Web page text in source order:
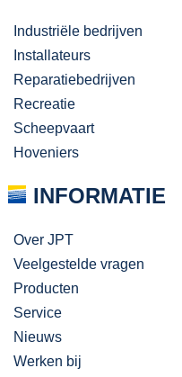
Industriële bedrijven
Installateurs
Reparatiebedrijven
Recreatie
Scheepvaart
Hoveniers
INFORMATIE
Over JPT
Veelgestelde vragen
Producten
Service
Nieuws
Werken bij